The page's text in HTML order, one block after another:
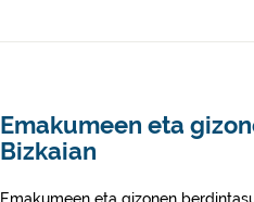
Emakumeen eta
Bizkaian